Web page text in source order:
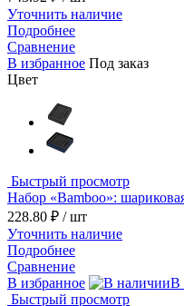
Уточнить наличие
Подробнее
Сравнение
В избранное Под заказ
Цвет
Быстрый просмотр
Набор «Bamboo»:
228.80 ₽ / шт
Уточнить наличие
Подробнее
Сравнение
В избранное
В
Быстрый просмотр